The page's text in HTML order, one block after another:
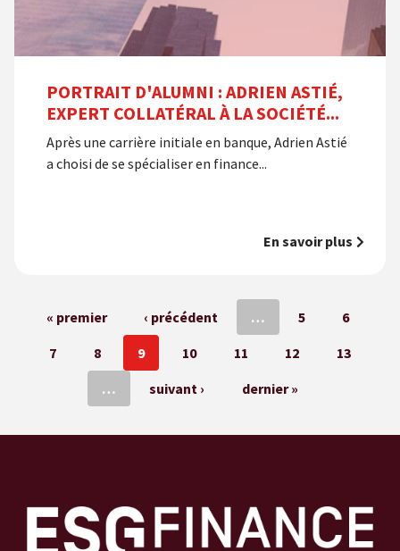
PORTRAIT D'ALUMNI : ADRIEN ASTIÉ,
EXPERT COLLATÉRAL À LA SOCIÉTÉ...
Après une carrière initiale en banque, Adrien Astié
a choisi de se spécialiser en finance...
En savoir plus
« premier ‹ précédent … 5
6
7
8 9 10 11 12
13
…
suivant › dernier »